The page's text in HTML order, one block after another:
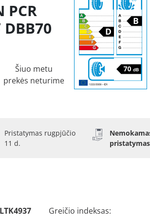
PCR
DBB70
Šiuo metu
prekės neturime
Pristatymas rugpjūčio
11 d.
LTK4937
Greičio indeksas: